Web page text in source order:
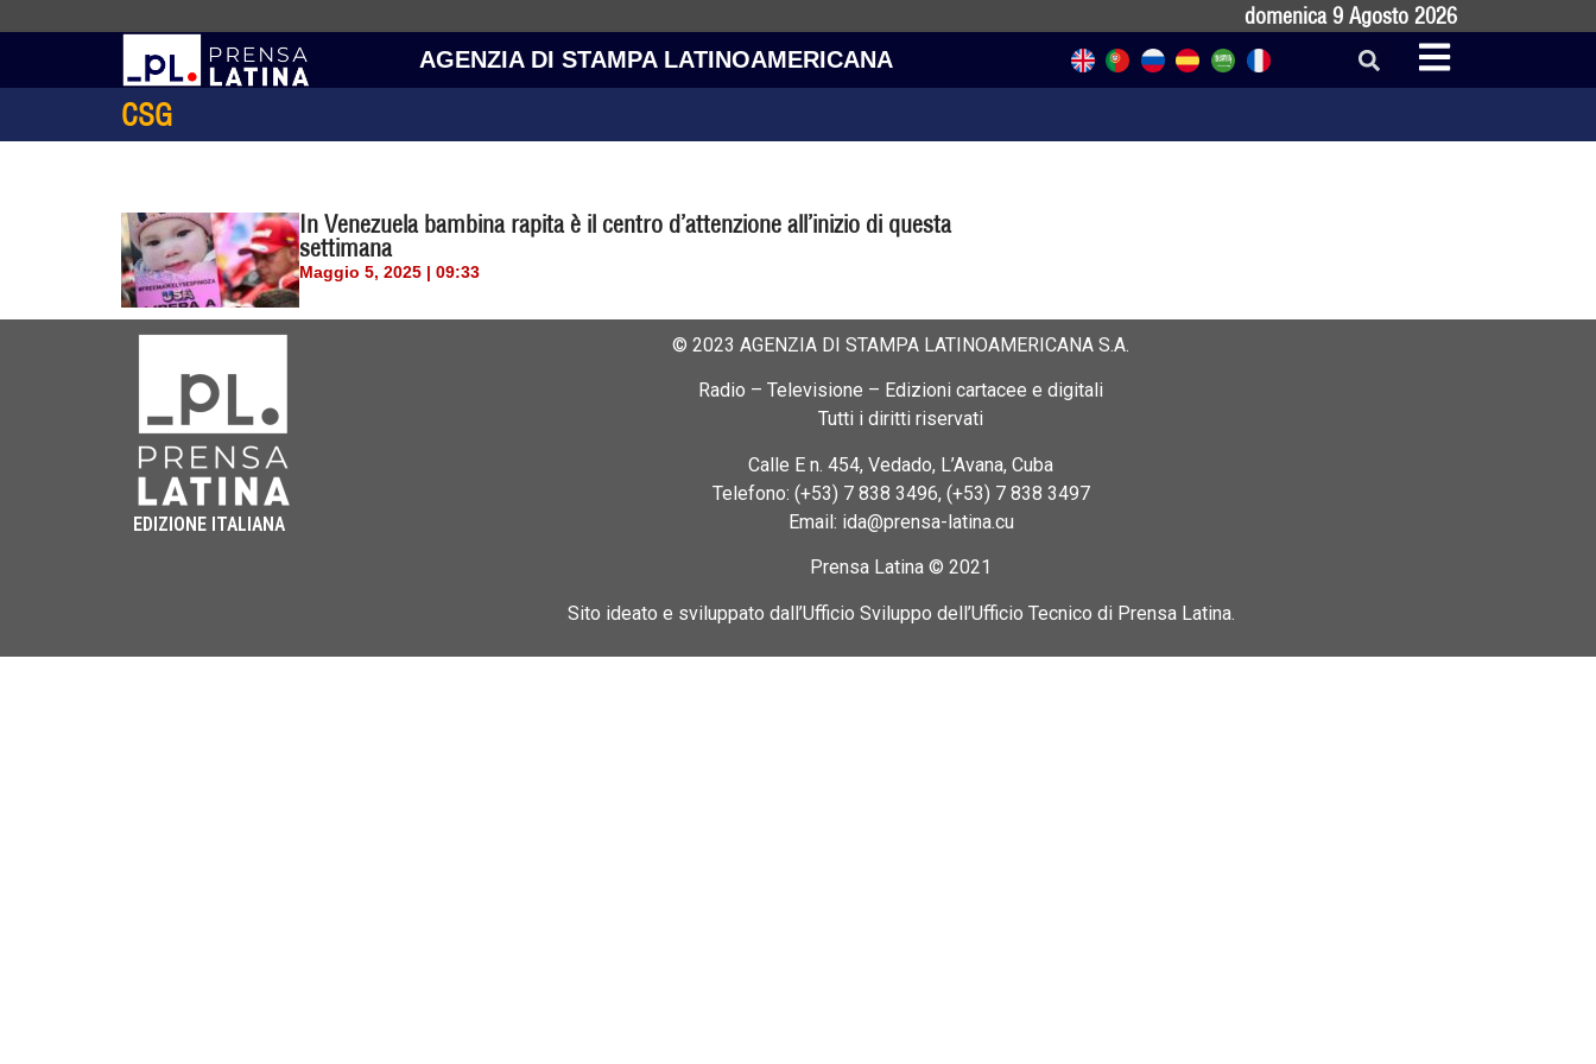
domenica 9 Agosto 2026
AGENZIA DI STAMPA LATINOAMERICANA
CSG
In Venezuela bambina rapita è il centro d’attenzione all’inizio di questa
settimana
Maggio 5, 2025 | 09:33
EDIZIONE ITALIANA
© 2023 AGENZIA DI STAMPA LATINOAMERICANA S.A.
Radio – Televisione – Edizioni cartacee e digitali
Tutti i diritti riservati
Calle E n. 454, Vedado, L’Avana, Cuba
Telefono: (+53) 7 838 3496, (+53) 7 838 3497
Email: ida@prensa-latina.cu
Prensa Latina © 2021
Sito ideato e sviluppato dall’Ufficio Sviluppo dell’Ufficio Tecnico di Prensa Latina.